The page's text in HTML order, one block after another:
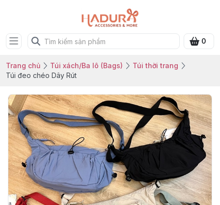
0
Trang chủ Túi xách/Ba lô (Bags)
Túi thời trang
Túi đeo chéo Dây Rút